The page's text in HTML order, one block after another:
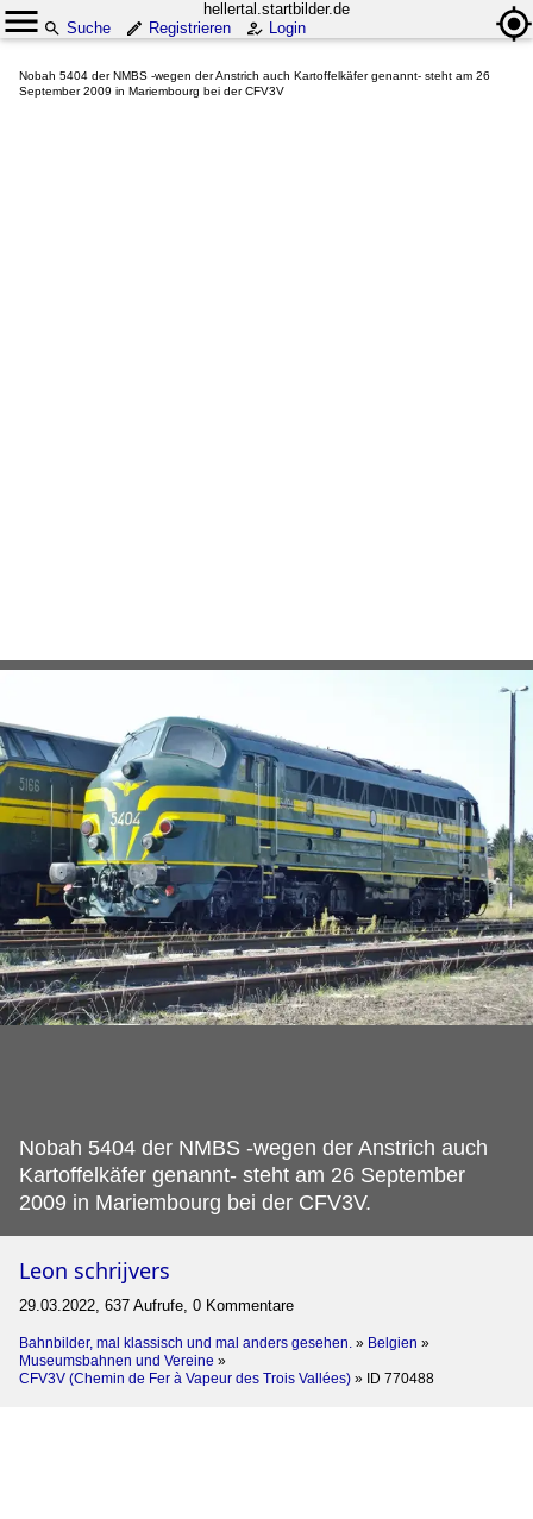
hellertal.startbilder.de
Suche
Registrieren Login
Nobah 5404 der NMBS -wegen der Anstrich auch Kartoffelkäfer genannt- steht am 26
September 2009 in Mariembourg bei der CFV3V
Nobah 5404 der NMBS -wegen der Anstrich auch
Kartoffelkäfer genannt- steht am 26 September
2009 in Mariembourg bei der CFV3V.
Leon schrijvers
29.03.2022, 637 Aufrufe, 0 Kommentare
Bahnbilder, mal klassisch und mal anders gesehen. » Belgien »
Museumsbahnen und Vereine »
CFV3V (Chemin de Fer à Vapeur des Trois Vallées) » ID 770488